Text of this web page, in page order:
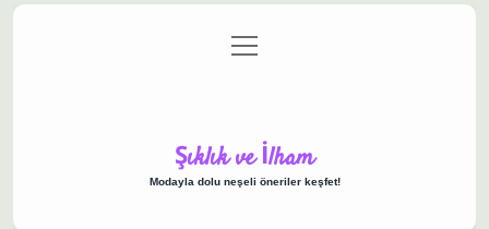
Gizlilik Politikası
menüyü
aç
Şıklık ve İlham
Modayla dolu neşeli öneriler keşfet!